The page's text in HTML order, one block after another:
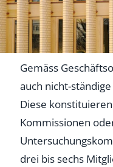
Gemäss
auch nicht-
Diese
Kommissionen
drei bis sechs